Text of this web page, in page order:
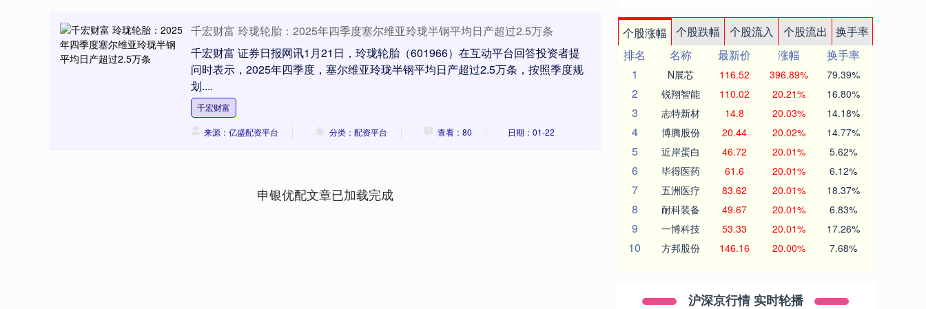
千宏财富 玲珑轮胎：2025年四季度塞尔维亚玲珑半钢平均日产超过2.5万条
千宏财富 证券日报网讯1月21日，玲珑轮胎（601966）在互动平台回答投资者提
问时表示，2025年四季度，塞尔维亚玲珑半钢平均日产超过2.5万条，按照季度规
划....
千宏财富
来源：亿盛配资平台 分类：配资平台 查看：80 日期：01-22
申银优配文章已加载完成
个股涨幅 个股跌幅 个股流入 个股流出
换手率
排名
名称 最新价 涨幅
换手率
1
N展芯 116.52 396.89% 79.39%
2 锐翔智能 110.02 20.21% 16.80%
3 志特新材 14.8 20.03% 14.18%
4 博腾股份 20.44 20.02% 14.77%
5 近岸蛋白 46.72 20.01% 5.62%
6 毕得医药 61.6 20.01% 6.12%
7 五洲医疗 83.62 20.01% 18.37%
8 耐科装备 49.67 20.01% 6.83%
9 一博科技 53.33 20.01% 17.26%
10 方邦股份 146.16 20.00% 7.68%
沪深京行情 实时轮播